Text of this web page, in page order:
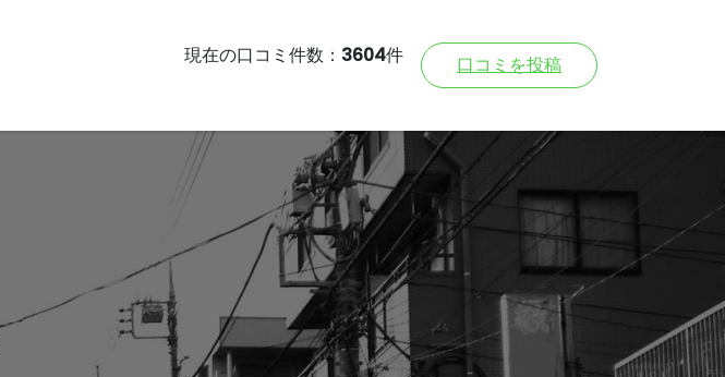
現在の口コミ件数： 3604件 口コミを投稿